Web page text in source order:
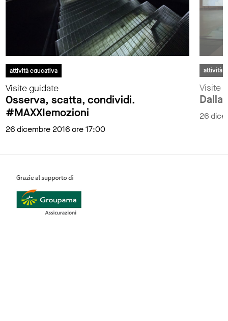
attività educativa
Visite guidate
Osserva, scatta, condividi.
#MAXXIemozioni
26 dicembre 2016 ore 17:00
attività
Visite
Dalla
26